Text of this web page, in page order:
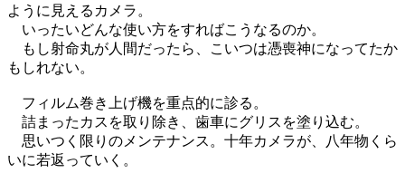
ように見えるカメラ。
いったいどんな使い方をすればこうなるのか。
もし射命丸が人間だったら、こいつは憑喪神になってたか
もしれない。
フィルム巻き上げ機を重点的に診る。
詰まったカスを取り除き、歯車にグリスを塗り込む。
思いつく限りのメンテナンス。十年カメラが、八年物くら
いに若返っていく。